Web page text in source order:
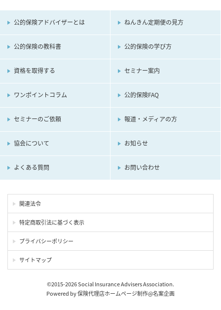
公的保険アドバイザーとは ねんきん定期便の見方
公的保険の教科書 公的保険の学び方
資格を取得する セミナー案内
ワンポイントコラム 公的保険FAQ
セミナーのご依頼 報道・メディアの方
協会について お知らせ
よくある質問 お問い合わせ
関連法令
特定商取引法に基づく表示
プライバシーポリシー
サイトマップ
©2015-2026 Social Insurance Advisers Association.
Powered by保険代理店ホームページ制作@名案企画